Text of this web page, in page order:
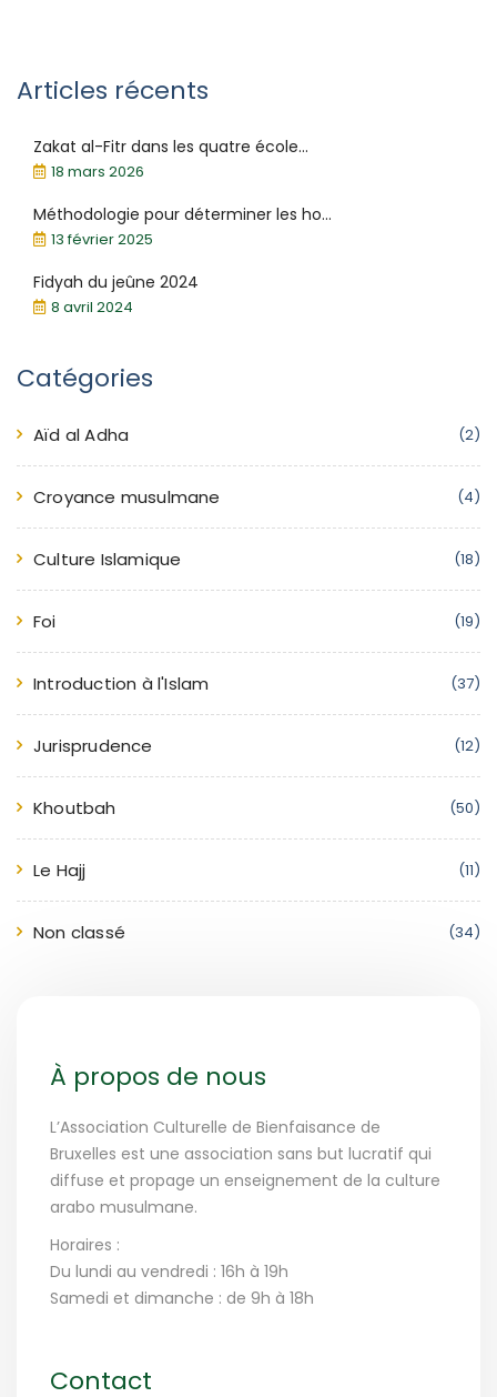
Articles récents
Zakat al-Fitr dans les quatre école...
18 mars 2026
Méthodologie pour déterminer les ho...
13 février 2025
Fidyah du jeûne 2024
8 avril 2024
Catégories
Aïd al Adha (2)
Croyance musulmane (4)
Culture Islamique (18)
Foi (19)
Introduction à l'Islam (37)
Jurisprudence (12)
Khoutbah (50)
Le Hajj (11)
Non classé (34)
À propos de nous
L’Association Culturelle de Bienfaisance de
Bruxelles est une association sans but lucratif qui
diffuse et propage un enseignement de la culture
arabo musulmane.
Horaires :
Du lundi au vendredi : 16h à 19h
Samedi et dimanche : de 9h à 18h
Contact